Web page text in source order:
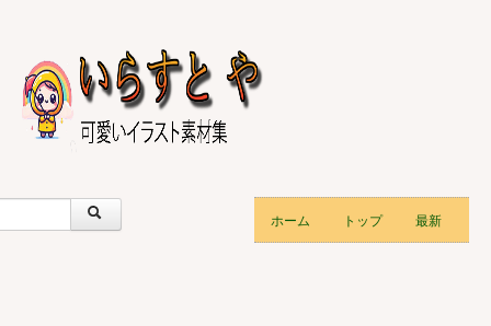
ホーム トップ 最新